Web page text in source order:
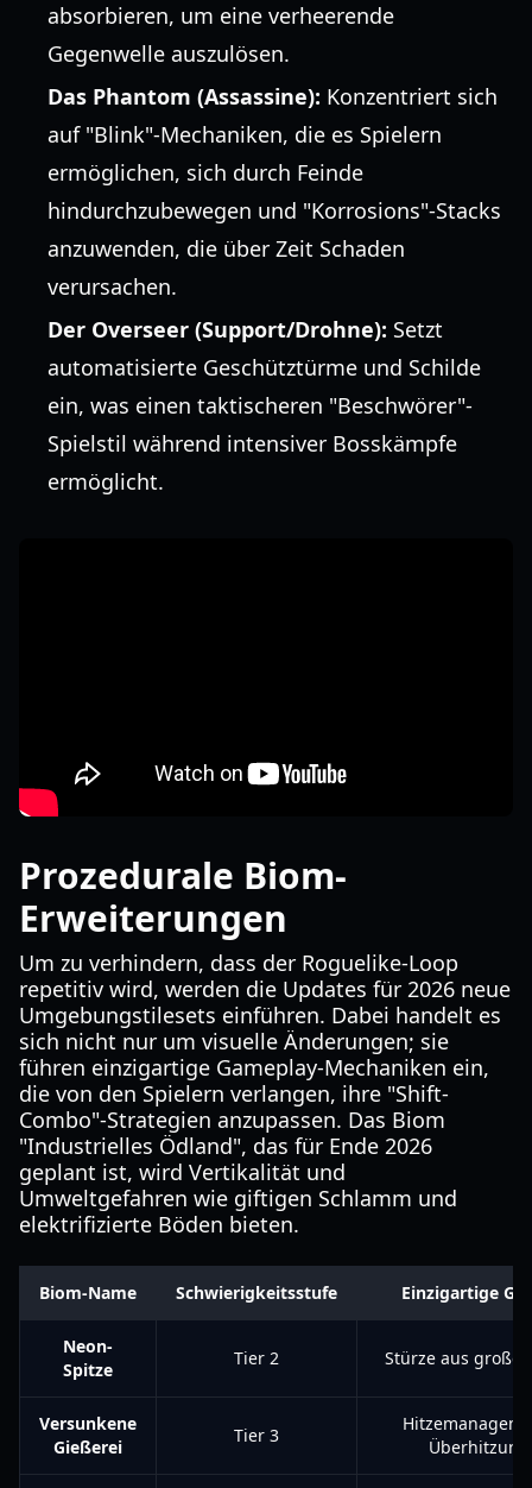
absorbieren, um eine verheerende
Gegenwelle auszulösen.
Das Phantom (Assassine): Konzentriert sich
auf "Blink"-Mechaniken, die es Spielern
ermöglichen, sich durch Feinde
hindurchzubewegen und "Korrosions"-Stacks
anzuwenden, die über Zeit Schaden
verursachen.
Der Overseer (Support/Drohne): Setzt
automatisierte Geschütztürme und Schilde
ein, was einen taktischeren "Beschwörer"-
Spielstil während intensiver Bosskämpfe
ermöglicht.
Prozedurale Biom-
Erweiterungen
Um zu verhindern, dass der Roguelike-Loop
repetitiv wird, werden die Updates für 2026 neue
Umgebungstilesets einführen. Dabei handelt es
sich nicht nur um visuelle Änderungen; sie
führen einzigartige Gameplay-Mechaniken ein,
die von den Spielern verlangen, ihre "Shift-
Combo"-Strategien anzupassen. Das Biom
"Industrielles Ödland", das für Ende 2026
geplant ist, wird Vertikalität und
Umweltgefahren wie giftigen Schlamm und
elektrifizierte Böden bieten.
Biom-Name Schwierigkeitsstufe Einzigartige
Neon-
Spitze
Tier 2 Stürze aus großer
Versunkene
Gießerei
Tier 3
Überhitzung